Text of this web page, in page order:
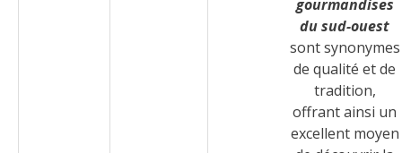
gourmandises
du sud-ouest
sont synonymes
de qualité et de
tradition,
offrant ainsi un
excellent moyen